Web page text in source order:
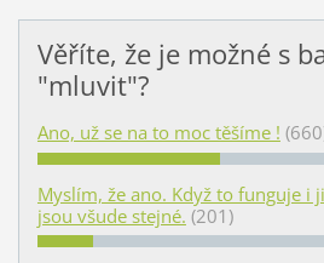
Věříte, že je možné s
"mluvit"?
Ano, už se na to moc těšíme !
Myslím, že ano. Když to funguje i
jsou všude stejné. (201)